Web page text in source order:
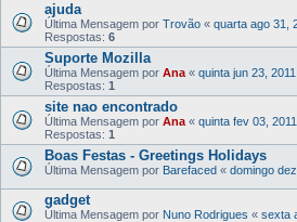
ajuda
Última Mensagem por Trovão « quarta ago 31,
Respostas: 6
Suporte Mozilla
Última Mensagem por Ana « quinta jun 23,
Respostas: 1
site nao encontrado
Última Mensagem por Ana « quinta fev 03,
Respostas: 1
Boas Festas - Greetings Holidays
Última Mensagem por Barefaced « domingo
gadget
Última Mensagem por Nuno Rodrigues « sexta